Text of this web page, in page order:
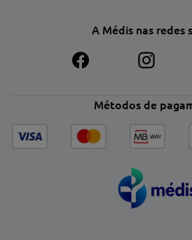
A Médis nas redes
Métodos de